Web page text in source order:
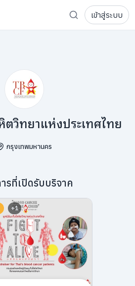
เจ้าของโครงการ
ส่งโครงการ
ชั้น 3 อาคาร The Season Mall 899
ยบายการใช้งานคุกกี้
เข้าสู่ระบบ
ตวิทยาแห่งประเทศไทย
กรุงเทพมหานคร
รที่เปิดรับบริจาค
+1